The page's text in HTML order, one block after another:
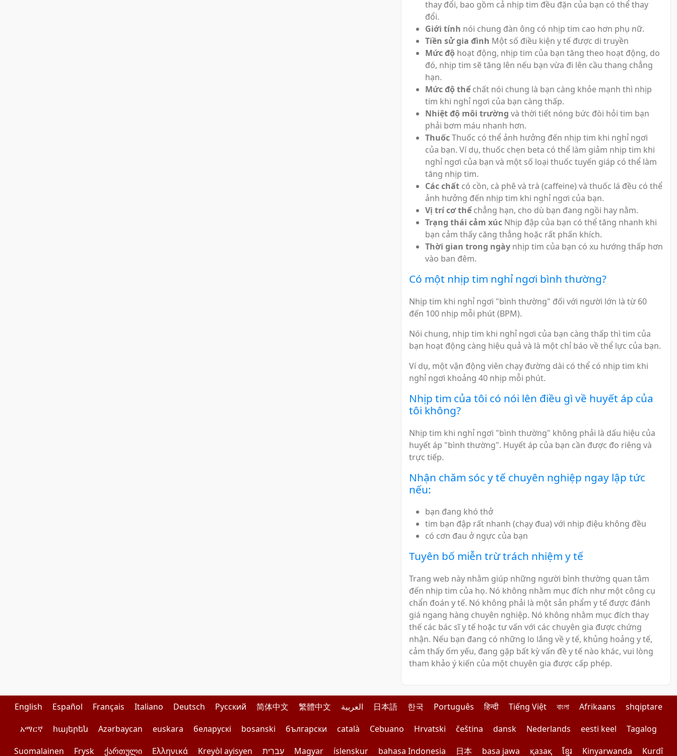
thay đổi, bao gồm cả nhịp tim đều đặn của bạn có thể thay
đổi.
Giới tính nói chung đàn ông có nhịp tim cao hơn phụ nữ.
Tiền sử gia đình Một số điều kiện y tế được di truyền
Mức độ hoạt động, nhịp tim của bạn tăng theo hoạt động, do
đó, nhịp tim sẽ tăng lên nếu bạn vừa đi lên cầu thang chẳng
hạn.
Mức độ thểchất nói chung là bạn càng khỏe mạnh thì nhịp
tim khi nghỉ ngơi của bạn càng thấp.
Nhiệt độ môi trường và thời tiết nóng bức đòi hỏi tim bạn
phải bơm máu nhanh hơn.
ThuốcThuốc có thể ảnh hưởng đến nhịp tim khi nghỉ ngơi
của bạn. Ví dụ, thuốc chẹn beta có thể làm giảm nhịp tim khi
nghỉ ngơi của bạn và một số loại thuốc tuyến giáp có thể làm
tăng nhịp tim.
Các chất có cồn, cà phê và trà (caffeine) và thuốc lá đều có thể
ảnh hưởng đến nhịp tim khi nghỉ ngơi của bạn.
Vị trí cơ thểchẳng hạn, cho dù bạn đang ngồi hay nằm.
Trạng thái cảm xúc Nhịp đập của bạn có thể tăng nhanh khi
bạn cảm thấy căng thẳng hoặc rất phấn khích.
Thời gian trong ngày nhịp tim của bạn có xu hướng thấp hơn
vào ban đêm.
Có một nhịp tim nghỉ ngơi bình thường?
Nhịp tim khi nghỉ ngơi "bình thường" đối với người lớn là từ 60
đến 100 nhịp mỗi phút (BPM).
Nói chung, nhịp tim khi nghỉ ngơi của bạn càng thấp thì tim của
bạn hoạt động càng hiệu quả và là một chỉ báo về thể lực của bạn.
Ví dụ, một vận động viên chạy đường dài có thể có nhịp tim khi
nghỉ ngơi khoảng 40 nhịp mỗi phút.
Nhịp tim của tôi có nói lên điều gì về huyết áp của
tôi không?
Nhịp tim khi nghỉ ngơi "bình thường" không phải là dấu hiệu của
huyết áp "bình thường". Huyết áp của bạn cần được đo riêng và
trực tiếp.
Nhận chăm sóc y tế chuyên nghiệp ngay lập tức
nếu:
bạn đang khó thở
tim bạn đập rất nhanh (chạy đua) với nhịp điệu không đều
có cơn đau ở ngực của bạn
Tuyên bố miễn trừ trách nhiệm y tế
Trang web này nhằm giúp những người bình thường quan tâm
đến nhịp tim của họ. Nó không nhằm mục đích như một công cụ
chẩn đoán y tế. Nó không phải là một sản phẩm y tế được đánh
giá ngang hàng chuyên nghiệp. Nó không nhằm mục đích thay
thế các bác sĩ y tế hoặc tư vấn với các chuyên gia được chứng
nhận. Nếu bạn đang có những lo lắng về y tế, khủng hoảng y tế,
cảm thấy ốm yếu, đang gặp bất kỳ vấn đề y tế nào khác, vui lòng
tham khảo ý kiến của một chuyên gia được cấp phép.
English Español Français Italiano Deutsch Pусский 简体中文 繁體中文 العربية 日本語 한국 Português हिन्दी Tiếng Việt বাংলা Afrikaans
shqiptare
አማርኛ
հայերեն Azərbaycan euskara беларускі bosanski български català Cebuano Hrvatski čeština dansk Nederlands eesti keel
Tagalog
Suomalainen
Frysk ქართული Ελληνικά Kreyòl ayisyen עִברִית Magyar íslenskur bahasa Indonesia 日本 basa jawa қазақ ខ្មែរ Kinyarwanda Kurdî